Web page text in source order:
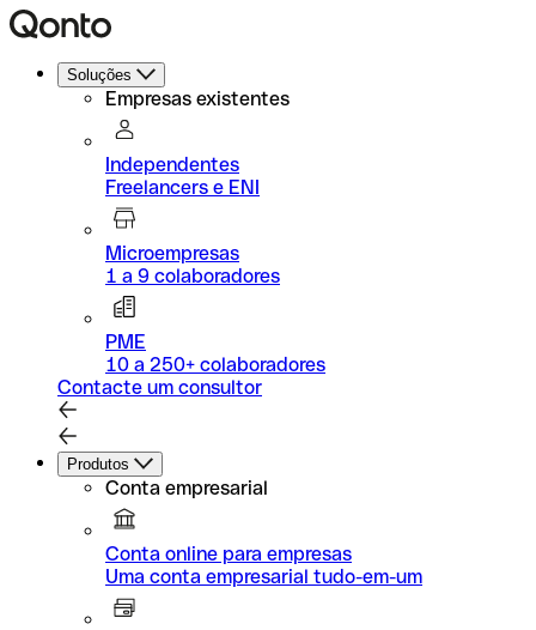
Soluções
Empresas existentes
Independentes
Freelancers e ENI
Microempresas
1 a 9 colaboradores
PME
10 a 250+ colaboradores
Contacte um consultor
Produtos
Conta empresarial
Conta online para empresas
Uma conta empresarial tudo-em-um